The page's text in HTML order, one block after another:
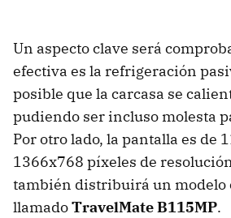
Un aspecto clave será
efectiva es la refrigeración
posible que la carcasa se
pudiendo ser incluso molesta
Por otro lado, la pantalla es de
1366x768 píxeles de
también distribuirá un modelo
llamadoTravelMate B115MP.